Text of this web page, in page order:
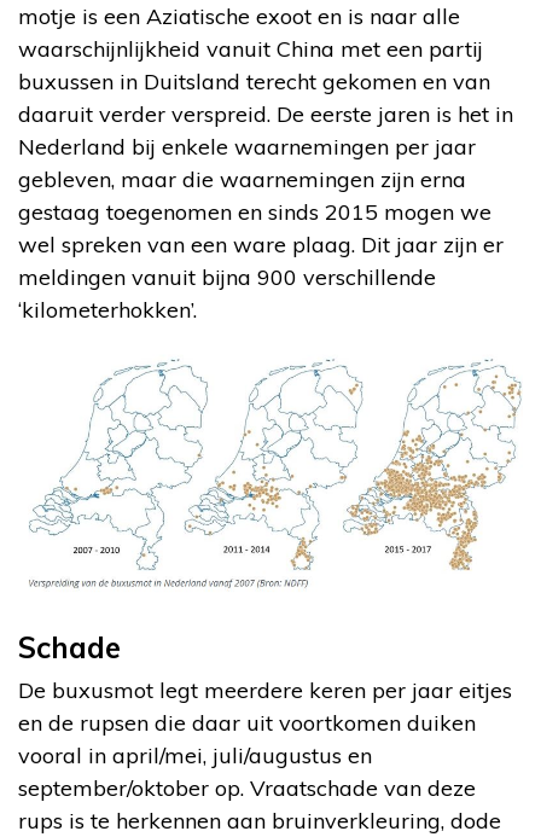
motje is een Aziatische exoot en is naar alle
waarschijnlijkheid vanuit China met een partij
buxussen in Duitsland terecht gekomen en van
daaruit verder verspreid. De eerste jaren is het in
Nederland bij enkele waarnemingen per jaar
gebleven, maar die waarnemingen zijn erna
gestaag toegenomen en sinds 2015 mogen we
wel spreken van een ware plaag. Dit jaar zijn er
meldingen vanuit bijna 900 verschillende
‘kilometerhokken’.
Schade
De buxusmot legt meerdere keren per jaar eitjes
en de rupsen die daar uit voortkomen duiken
vooral in april/mei, juli/augustus en
september/oktober op. Vraatschade van deze
rups is te herkennen aan bruinverkleuring, dode